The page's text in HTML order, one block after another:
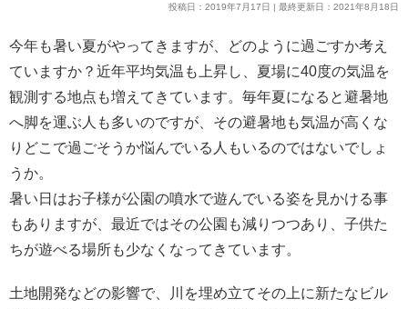
投稿日：2019年7月17日 | 最終更新日：2021年8月18日
今年も暑い夏がやってきますが、どのように過ごすか考え
ていますか？近年平均気温も上昇し、夏場に40度の気温を
観測する地点も増えてきています。毎年夏になると避暑地
へ脚を運ぶ人も多いのですが、その避暑地も気温が高くな
りどこで過ごそうか悩んでいる人もいるのではないでしょ
うか。
暑い日はお子様が公園の噴水で遊んでいる姿を見かける事
もありますが、最近ではその公園も減りつつあり、子供た
ちが遊べる場所も少なくなってきています。
土地開発などの影響で、川を埋め立てその上に新たなビル